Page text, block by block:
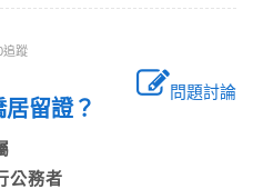
追蹤
問題討論
留證？
公務者